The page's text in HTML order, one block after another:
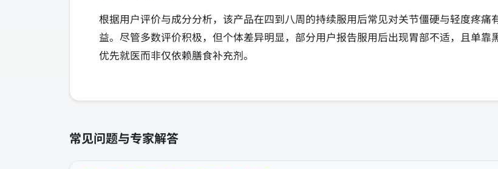
根据用户评价与成分分析，该产品在四到八周的持续服用后常见对关节僵硬与轻度疼
益。尽管多数评价积极，但个体差异明显，部分用户报告服用后出现胃部不适，且单
优先就医而非仅依赖膳食补充剂。
常见问题与专家解答